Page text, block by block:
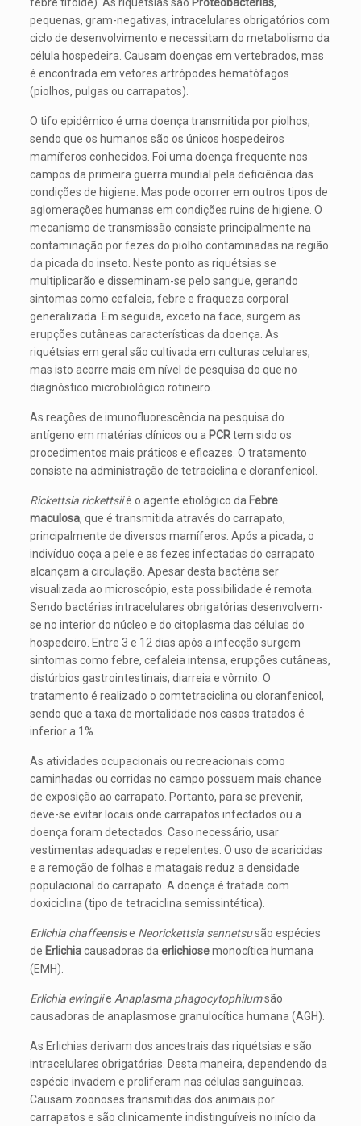
pequenas, gram-negativas, intracelulares obrigatórios com
ciclo de desenvolvimento e necessitam do metabolismo da
célula hospedeira. Causam doenças em vertebrados, mas
é encontrada em vetores artrópodes hematófagos
(piolhos, pulgas ou carrapatos).
O tifo epidêmico é uma doença transmitida por piolhos,
sendo que os humanos são os únicos hospedeiros
mamíferos conhecidos. Foi uma doença frequente nos
campos da primeira guerra mundial pela deficiência das
condições de higiene. Mas pode ocorrer em outros tipos de
aglomerações humanas em condições ruins de higiene. O
mecanismo de transmissão consiste principalmente na
contaminação por fezes do piolho contaminadas na região
da picada do inseto. Neste ponto as riquétsias se
multiplicarão e disseminam-se pelo sangue, gerando
sintomas como cefaleia, febre e fraqueza corporal
generalizada. Em seguida, exceto na face, surgem as
erupções cutâneas características da doença. As
riquétsias em geral são cultivada em culturas celulares,
mas isto acorre mais em nível de pesquisa do que no
diagnóstico microbiológico rotineiro.
As reações de imunofluorescência na pesquisa do
antígeno em matérias clínicos ou a PCRtem sido os
procedimentos mais práticos e eficazes. O tratamento
consiste na administração de tetraciclina e cloranfenicol.
Rickettsia rickettsiié o agente etiológico da Febre
maculosa, que é transmitida através do carrapato,
principalmente de diversos mamíferos. Após a picada, o
indivíduo coça a pele e as fezes infectadas do carrapato
alcançam a circulação. Apesar desta bactéria ser
visualizada ao microscópio, esta possibilidade é remota.
Sendo bactérias intracelulares obrigatórias desenvolvem-
se no interior do núcleo e do citoplasma das células do
hospedeiro. Entre 3 e 12 dias após a infecção surgem
sintomas como febre, cefaleia intensa, erupções cutâneas,
distúrbios gastrointestinais, diarreia e vômito. O
tratamento é realizado o comtetraciclina ou cloranfenicol,
sendo que a taxa de mortalidade nos casos tratados é
inferior a 1%.
As atividades ocupacionais ou recreacionais como
caminhadas ou corridas no campo possuem mais chance
de exposição ao carrapato. Portanto, para se prevenir,
deve-se evitar locais onde carrapatos infectados ou a
doença foram detectados. Caso necessário, usar
vestimentas adequadas e repelentes. O uso de acaricidas
e a remoção de folhas e matagais reduz a densidade
populacional do carrapato. A doença é tratada com
doxiciclina (tipo de tetraciclina semissintética).
Erlichia chaffeensise Neorickettsia sennetsusão espécies
de Erlichiacausadoras daerlichiosemonocítica humana
(EMH).
Erlichia ewingiie Anaplasma phagocytophilumsão
causadoras de anaplasmose granulocítica humana (AGH).
As Erlichias derivam dos ancestrais das riquétsias e são
intracelulares obrigatórias. Desta maneira, dependendo da
espécie invadem e proliferam nas células sanguíneas.
Causam zoonoses transmitidas dos animais por
carrapatos e são clinicamente indistinguíveis no início da